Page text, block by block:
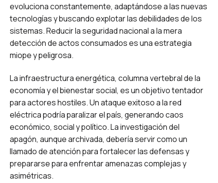
evoluciona constantemente, adaptándose a las nuevas
tecnologías y buscando explotar las debilidades de los
sistemas. Reducir la seguridad nacional a la mera
detección de actos consumados es una estrategia
miope y peligrosa.
La infraestructura energética, columna vertebral de la
economía y el bienestar social, es un objetivo tentador
para actores hostiles. Un ataque exitoso a la red
eléctrica podría paralizar el país, generando caos
económico, social y político. La investigación del
apagón, aunque archivada, debería servir como un
llamado de atención para fortalecer las defensas y
prepararse para enfrentar amenazas complejas y
asimétricas.